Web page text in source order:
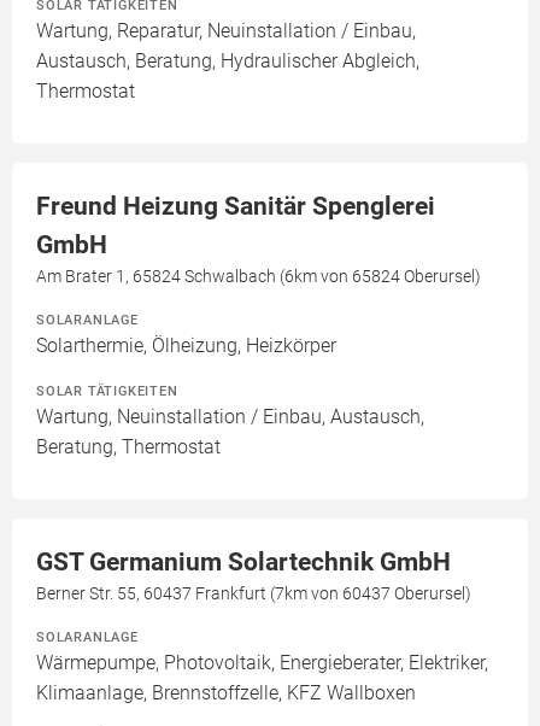
SOLAR TÄTIGKEITEN
Wartung, Reparatur, Neuinstallation / Einbau,
Austausch, Beratung, Hydraulischer Abgleich,
Thermostat
Freund Heizung Sanitär Spenglerei
GmbH
Am Brater 1, 65824 Schwalbach (6km von 65824 Oberursel)
SOLARANLAGE
Solarthermie, Ölheizung, Heizkörper
SOLAR TÄTIGKEITEN
Wartung, Neuinstallation / Einbau, Austausch,
Beratung, Thermostat
GST Germanium Solartechnik GmbH
Berner Str. 55, 60437 Frankfurt (7km von 60437 Oberursel)
SOLARANLAGE
Wärmepumpe, Photovoltaik, Energieberater, Elektriker,
Klimaanlage, Brennstoffzelle, KFZ Wallboxen